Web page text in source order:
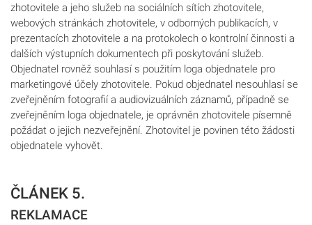
zhotovitele a jeho služeb na sociálních sítích zhotovitele,
webových stránkách zhotovitele, v odborných publikacích, v
prezentacích zhotovitele a na protokolech o kontrolní činnosti a
dalších výstupních dokumentech při poskytování služeb.
Objednatel rovněž souhlasí s použitím loga objednatele pro
marketingové účely zhotovitele. Pokud objednatel nesouhlasí se
zveřejněním fotografií a audiovizuálních záznamů, případně se
zveřejněním loga objednatele, je oprávněn zhotovitele písemně
požádat o jejich nezveřejnění. Zhotovitel je povinen této žádosti
objednatele vyhovět.
ČLÁNEK 5.
REKLAMACE